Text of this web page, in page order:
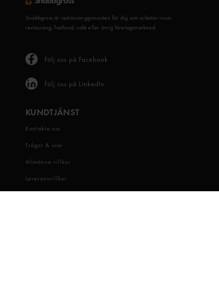
Snabbgross är restauranggrossisten för dig som arbetar inom
restaurang, fastfood, café eller övrig företagsmarknad.
Följ oss på Facebook
Följ oss på LinkedIn
KUNDTJÄNST
Kontakta oss
Frågor & svar
Allmänna villkor
Leveransvillkor